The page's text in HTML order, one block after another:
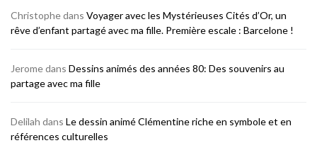
Christophedans Voyager avec les Mystérieuses Cités d’Or, un
rêve d’enfant partagé avec ma fille. Première escale : Barcelone !
Jeromedans Dessins animés des années 80: Des souvenirs au
partage avec ma fille
Delilah dans Le dessin animé Clémentine riche en symbole et en
références culturelles